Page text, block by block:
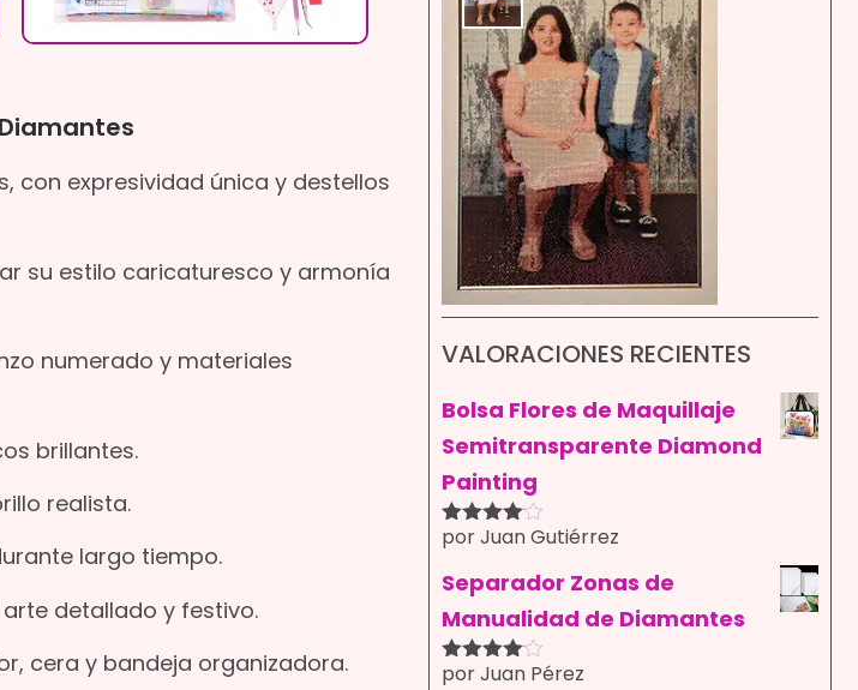
con expresividad única y destellos
su estilo caricaturesco y armonía
numerado y materiales
brillantes.
realista.
largo tiempo.
detallado y festivo.
cera y bandeja organizadora.
VALORACIONES RECIENTES
Bolsa Flores de Maquillaje
Semitransparente Diamond
Painting
Valorado
5
por Juan Gutiérrez
Separador Zonas de
Manualidad de Diamantes
Valorado
por Juan Pérez